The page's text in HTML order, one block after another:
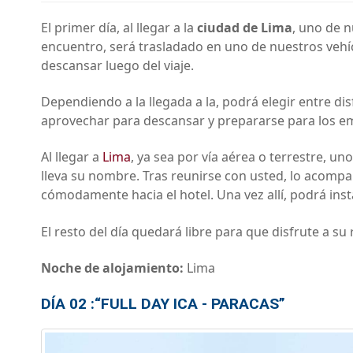
El primer día, al llegar a la ciudad de Lima, uno de
encuentro, será trasladado en uno de nuestros
descansar luego del viaje.
Dependiendo a la llegada a la, podrá elegir entre
aprovechar para descansar y prepararse para los
Al llegar a Lima, ya sea por vía aérea o terrestre,
lleva su nombre. Tras reunirse con usted, lo
cómodamente hacia el hotel. Una vez allí, podrá
El resto del día quedará libre para que disfrute a
Noche de alojamiento: Lima
DÍA 02 :“FULL DAY ICA - PARACAS”